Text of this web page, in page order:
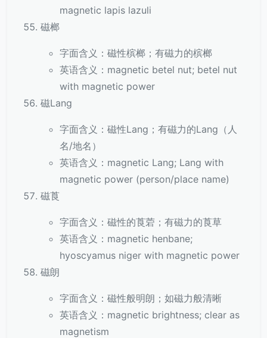
magnetic lapis lazuli
磁榔
字面含义：磁性槟榔；有磁力的槟榔
英语含义：magnetic betel nut; betel nut
with magnetic power
磁Lang
字面含义：磁性Lang；有磁力的Lang（人
名/地名）
英语含义：magnetic Lang; Lang with
magnetic power (person/place name)
磁莨
字面含义：磁性的莨菪；有磁力的莨草
英语含义：magnetic henbane;
hyoscyamus niger with magnetic power
磁朗
字面含义：磁性般明朗；如磁力般清晰
英语含义：magnetic brightness; clear as
magnetism